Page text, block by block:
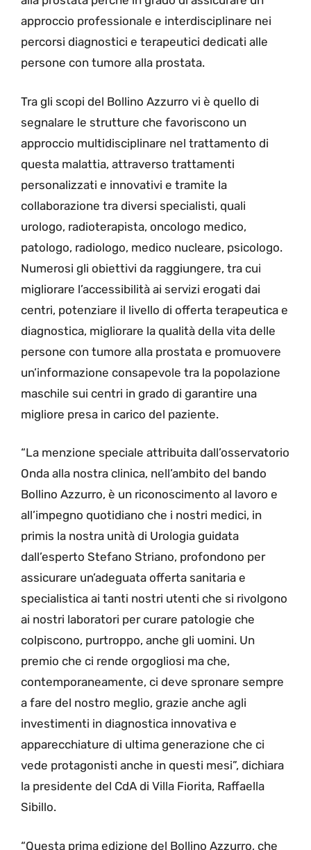
approccio professionale e interdisciplinare nei
percorsi diagnostici e terapeutici dedicati alle
persone con tumore alla prostata.
Tra gli scopi del Bollino Azzurro vi è quello di
segnalare le strutture che favoriscono un
approccio multidisciplinare nel trattamento di
questa malattia, attraverso trattamenti
personalizzati e innovativi e tramite la
collaborazione tra diversi specialisti, quali
urologo, radioterapista, oncologo medico,
patologo, radiologo, medico nucleare, psicologo.
Numerosi gli obiettivi da raggiungere, tra cui
migliorare l’accessibilità ai servizi erogati dai
centri, potenziare il livello di offerta terapeutica e
diagnostica, migliorare la qualità della vita delle
persone con tumore alla prostata e promuovere
un’informazione consapevole tra la popolazione
maschile sui centri in grado di garantire una
migliore presa in carico del paziente.
“La menzione speciale attribuita dall’osservatorio
Onda alla nostra clinica, nell’ambito del bando
Bollino Azzurro, è un riconoscimento al lavoro e
all’impegno quotidiano che i nostri medici, in
primis la nostra unità di Urologia guidata
dall’esperto Stefano Striano, profondono per
assicurare un’adeguata offerta sanitaria e
specialistica ai tanti nostri utenti che si rivolgono
ai nostri laboratori per curare patologie che
colpiscono, purtroppo, anche gli uomini. Un
premio che ci rende orgogliosi ma che,
contemporaneamente, ci deve spronare sempre
a fare del nostro meglio, grazie anche agli
investimenti in diagnostica innovativa e
apparecchiature di ultima generazione che ci
vede protagonisti anche in questi mesi”, dichiara
la presidente del CdA di Villa Fiorita, Raffaella
Sibillo.
“Questa prima edizione del Bollino Azzurro, che